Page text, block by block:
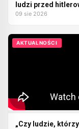
ludzi przed
09 sie 2026
AKTUALNOŚCI
„Czy ludzie,